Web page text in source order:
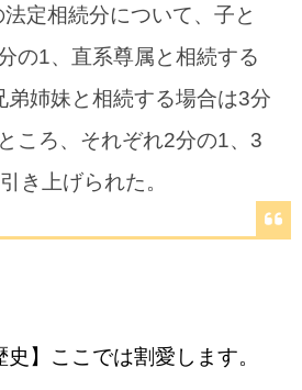
定相続分について、子と
の1、直系尊属と相続する
弟姉妹と相続する場合は3分
ころ、それぞれ2分の1、3
き上げられた。
史】ここでは割愛します。